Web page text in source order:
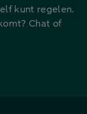
kunt regelen.
Chat of